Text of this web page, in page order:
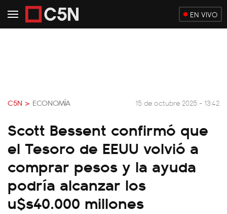
EN VIVO
C5N > ECONOMÍA 15 de octubre 2025 - 13:42
Scott Bessent confirmó que
el Tesoro de EEUU volvió a
comprar pesos y la ayuda
podría alcanzar los
u$s40.000 millones